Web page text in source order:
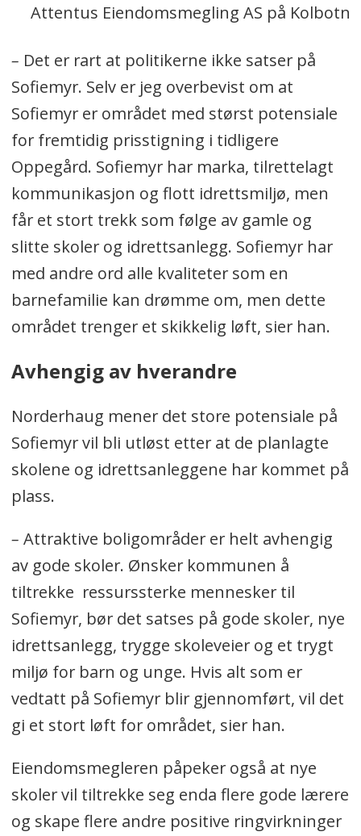
Attentus Eiendomsmegling AS på Kolbotn
– Det er rart at politikerne ikke satser på
Sofiemyr. Selv er jeg overbevist om at
Sofiemyr er området med størst potensiale
for fremtidig prisstigning i tidligere
Oppegård. Sofiemyr har marka, tilrettelagt
kommunikasjon og flott idrettsmiljø, men
får et stort trekk som følge av gamle og
slitte skoler og idrettsanlegg. Sofiemyr har
med andre ord alle kvaliteter som en
barnefamilie kan drømme om, men dette
området trenger et skikkelig løft, sier han.
Avhengig av hverandre
Norderhaug mener det store potensiale på
Sofiemyr vil bli utløst etter at de planlagte
skolene og idrettsanleggene har kommet på
plass.
– Attraktive boligområder er helt avhengig
av gode skoler. Ønsker kommunen å
tiltrekke ressurssterke mennesker til
Sofiemyr, bør det satses på gode skoler, nye
idrettsanlegg, trygge skoleveier og et trygt
miljø for barn og unge. Hvis alt som er
vedtatt på Sofiemyr blir gjennomført, vil det
gi et stort løft for området, sier han.
Eiendomsmegleren påpeker også at nye
skoler vil tiltrekke seg enda flere gode lærere
og skape flere andre positive ringvirkninger